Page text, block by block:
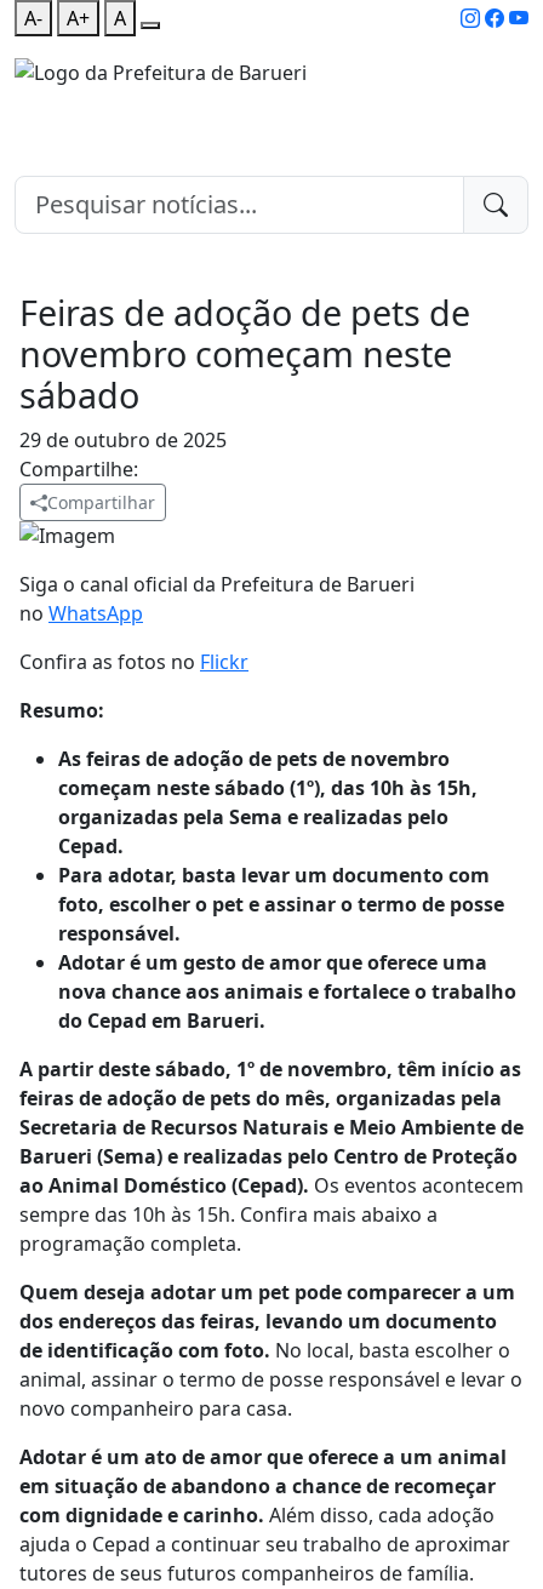
A- A+ A
Feiras de adoção de pets de
novembro começam neste
sábado
29 de outubro de 2025
Compartilhe:
Compartilhar
Siga o canal oficial da Prefeitura de Barueri
no WhatsApp
Confira as fotos no Flickr
Resumo:
As feiras de adoção de pets de novembro
começam neste sábado (1º), das 10h às 15h,
organizadas pela Sema e realizadas pelo
Cepad.
Para adotar, basta levar um documento com
foto, escolher o pet e assinar o termo de posse
responsável.
Adotar é um gesto de amor que oferece uma
nova chance aos animais e fortalece o trabalho
do Cepad em Barueri.
A partir deste sábado, 1º de novembro, têm início as
feiras de adoção de pets do mês, organizadas pela
Secretaria de Recursos Naturais e Meio Ambiente de
Barueri (Sema) e realizadas pelo Centro de Proteção
ao Animal Doméstico (Cepad). Os eventos acontecem
sempre das 10h às 15h. Confira mais abaixo a
programação completa.
Quem deseja adotar um pet pode comparecer a um
dos endereços das feiras, levando um documento
de identificação com foto. No local, basta escolher o
animal, assinar o termo de posse responsável e levar o
novo companheiro para casa.
Adotar é um ato de amor que oferece a um animal
em situação de abandono a chance de recomeçar
com dignidade e carinho. Além disso, cada adoção
ajuda o Cepad a continuar seu trabalho de aproximar
tutores de seus futuros companheiros de família.